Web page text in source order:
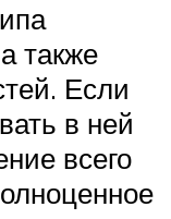
также
Если
в ней
всего